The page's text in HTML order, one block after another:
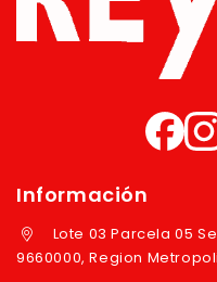
Información
Lote 03 Parcela 05
9660000, Region